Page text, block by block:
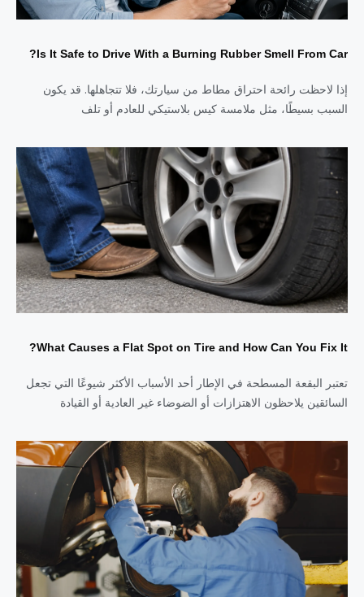
Is It Safe to Drive With a Burning Rubber Smell From Car?
إذا لاحظت رائحة احتراق مطاط من سيارتك، فلا تتجاهلها. قد يكون
السبب بسيطًا، مثل ملامسة كيس بلاستيكي للعادم أو تلف
What Causes a Flat Spot on Tire and How Can You Fix It?
تعتبر البقعة المسطحة في الإطار أحد الأسباب الأكثر شيوعًا التي تجعل
السائقين يلاحظون الاهتزازات أو الضوضاء غير العادية أو القيادة